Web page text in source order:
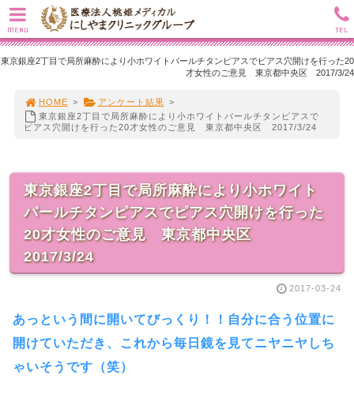
東京銀座2丁目で局所麻酔により小ホワイトパールチタンピアスでピアス穴開けを行った20
才女性のご意見 東京都中央区 2017/3/24
HOME > アンケート結果 >
東京銀座2丁目で局所麻酔により小ホワイトパールチタンピアスで
ピアス穴開けを行った20才女性のご意見 東京都中央区 2017/3/24
東京銀座2丁目で局所麻酔により小ホワイト
パールチタンピアスでピアス穴開けを行った
20才女性のご意見 東京都中央区
2017/3/24
2017-03-24
あっという間に開いてびっくり！！自分に合う位置に
開けていただき、これから毎日鏡を見てニヤニヤしち
ゃいそうです（笑）
MENU TEL